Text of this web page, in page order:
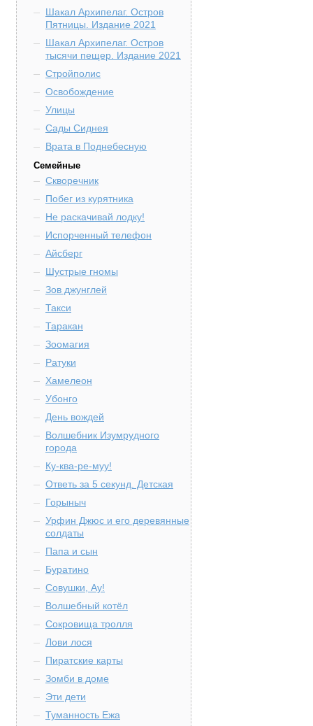
Шакал Архипелаг. Остров
Пятницы. Издание 2021
Шакал Архипелаг. Остров
тысячи пещер. Издание 2021
Стройполис
Освобождение
Улицы
Сады Сиднея
Врата в Поднебесную
Семейные
Скворечник
Побег из курятника
Не раскачивай лодку!
Испорченный телефон
Айсберг
Шустрые гномы
Зов джунглей
Такси
Таракан
Зоомагия
Ратуки
Хамелеон
Убонго
День вождей
Волшебник Изумрудного
города
Ку-ква-ре-муу!
Ответь за 5 секунд. Детская
Горыныч
Урфин Джюс и его деревянные
солдаты
Папа и сын
Буратино
Совушки, Ау!
Волшебный котёл
Сокровища тролля
Лови лося
Пиратские карты
Зомби в доме
Эти дети
Туманность Ежа